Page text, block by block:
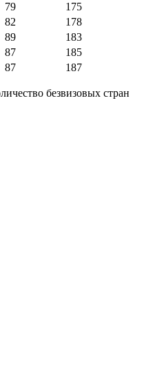
79
175
82
178
89
183
87
185
87 187
безвизовых стран